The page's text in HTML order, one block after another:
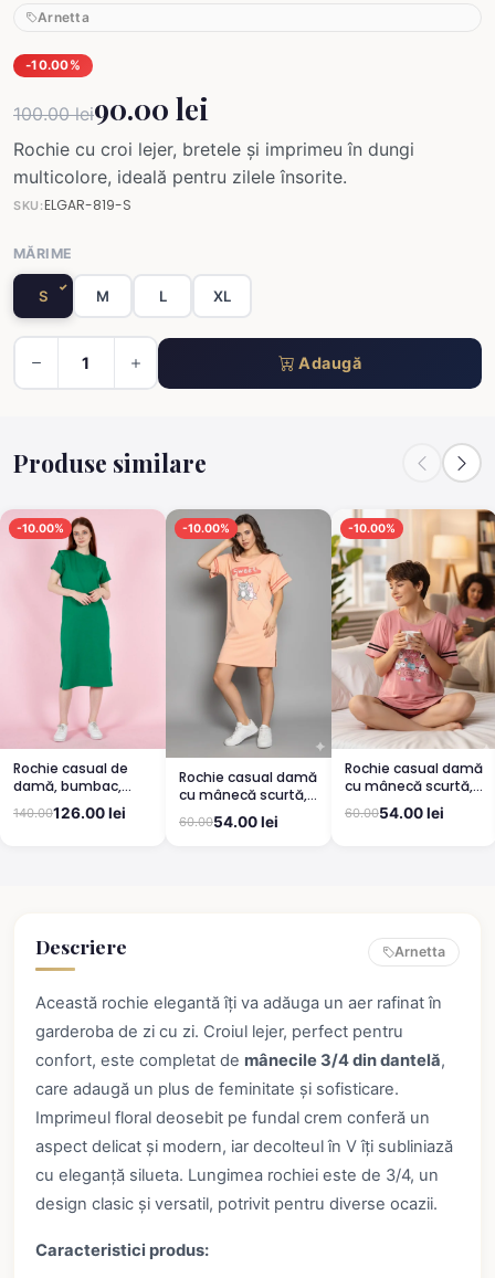
Arnetta
-10.00%
100.00 lei90.00 lei
Rochie cu croi lejer, bretele și imprimeu în dungi
multicolore, ideală pentru zilele însorite.
SKU:ELGAR-819-S
MĂRIME
S M L XL
Adaugă
Produse similare
-10.00%
Rochie casual de
damă, bumbac,
mânecă scurtă-
culoare verde
140.00126.00 lei
-10.00%
Rochie casual damă
cu mânecă scurtă,
până la genunchi,
imprimeu Sweet,
60.0054.00 lei
-10.00%
Rochie casual damă
cu mânecă scurtă,
până la genunchi,
imprimeu ,,Sleep'',
60.0054.00 lei
Descriere Arnetta
Această rochie elegantă îți va adăuga un aer rafinat în
garderoba de zi cu zi. Croiul lejer, perfect pentru
confort, este completat de mânecile 3/4 din dantelă,
care adaugă un plus de feminitate și sofisticare.
Imprimeul floral deosebit pe fundal crem conferă un
aspect delicat și modern, iar decolteul în V îți subliniază
cu eleganță silueta. Lungimea rochiei este de 3/4, un
design clasic și versatil, potrivit pentru diverse ocazii.
Caracteristici produs: